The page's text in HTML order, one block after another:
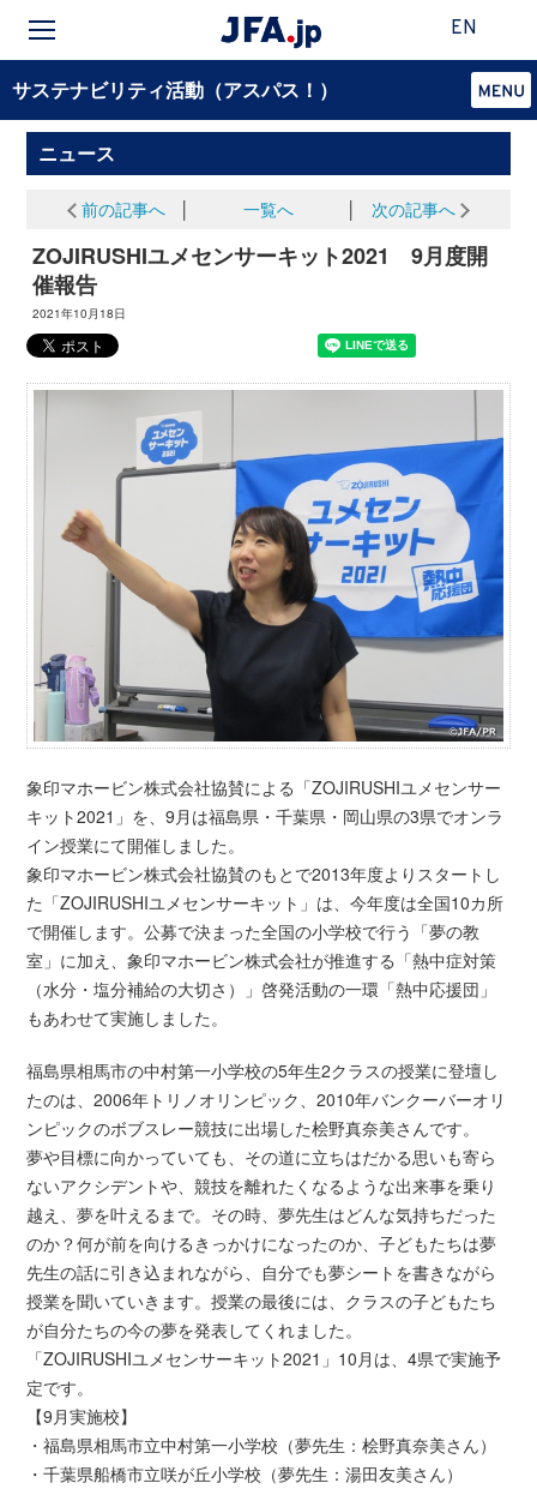
EN
サステナビリティ活動（アスパス！）
ニュース
前の記事へ 一覧へ 次の記事へ
ZOJIRUSHIユメセンサーキット2021 9月度開
催報告
2021年10月18日
象印マホービン株式会社協賛による「ZOJIRUSHIユメセンサー
キット2021」を、9月は福島県・千葉県・岡山県の3県でオンラ
イン授業にて開催しました。
象印マホービン株式会社協賛のもとで2013年度よりスタートし
た「ZOJIRUSHIユメセンサーキット」は、今年度は全国10カ所
で開催します。公募で決まった全国の小学校で行う「夢の教
室」に加え、象印マホービン株式会社が推進する「熱中症対策
（水分・塩分補給の大切さ）」啓発活動の一環「熱中応援団」
もあわせて実施しました。
福島県相馬市の中村第一小学校の5年生2クラスの授業に登壇し
たのは、2006年トリノオリンピック、2010年バンクーバーオリ
ンピックのボブスレー競技に出場した桧野真奈美さんです。
夢や目標に向かっていても、その道に立ちはだかる思いも寄ら
ないアクシデントや、競技を離れたくなるような出来事を乗り
越え、夢を叶えるまで。その時、夢先生はどんな気持ちだった
のか？何が前を向けるきっかけになったのか、子どもたちは夢
先生の話に引き込まれながら、自分でも夢シートを書きながら
授業を聞いていきます。授業の最後には、クラスの子どもたち
が自分たちの今の夢を発表してくれました。
「ZOJIRUSHIユメセンサーキット2021」10月は、4県で実施予
定です。
【9月実施校】
・福島県相馬市立中村第一小学校（夢先生：桧野真奈美さん）
・千葉県船橋市立咲が丘小学校（夢先生：湯田友美さん）